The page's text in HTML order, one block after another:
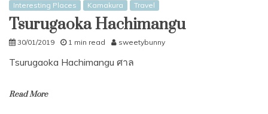
Interesting Places
Kamakura Travel
Tsurugaoka Hachimangu
30/01/2019 1 min read sweetybunny
Tsurugaoka Hachimangu ศาล
Read More